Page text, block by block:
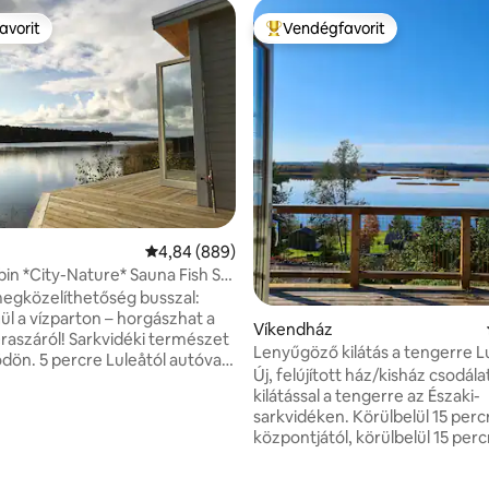
41 vélemény Átlagos értékelés: 5/4,84, 889 vélemény
4,84 (889)
*City-Nature* Sauna Fish Ski
busszal:
a vízparton – horgászhat a
Sarkvidéki természet
5 percre Luleåtól autóval,
Kiemelt vendégfavorit
Vendégfavorit
Víkendház
Lenyűgöző kilátás a tengerre
Új, felújított ház/kisház
kilátással a tengerre az Északi-
sarkvidéken. Körülbelül 15 percre Luleå
központjától, körülbelül 15